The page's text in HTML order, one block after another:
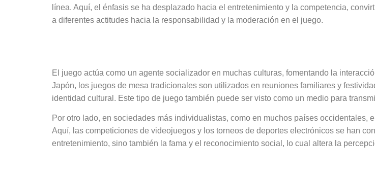
línea. Aquí, el énfasis se ha desplazado hacia el entretenimiento y la competencia,
a diferentes actitudes hacia la responsabilidad y la moderación en el juego.
El juego actúa como un agente socializador en muchas culturas, fomentando la
Japón, los juegos de mesa tradicionales son utilizados en reuniones familiares y
identidad cultural. Este tipo de juego también puede ser visto como un medio para
Por otro lado, en sociedades más individualistas, como en muchos países occidentales,
Aquí, las competiciones de videojuegos y los torneos de deportes electrónicos se han
entretenimiento, sino también la fama y el reconocimiento social, lo cual altera la